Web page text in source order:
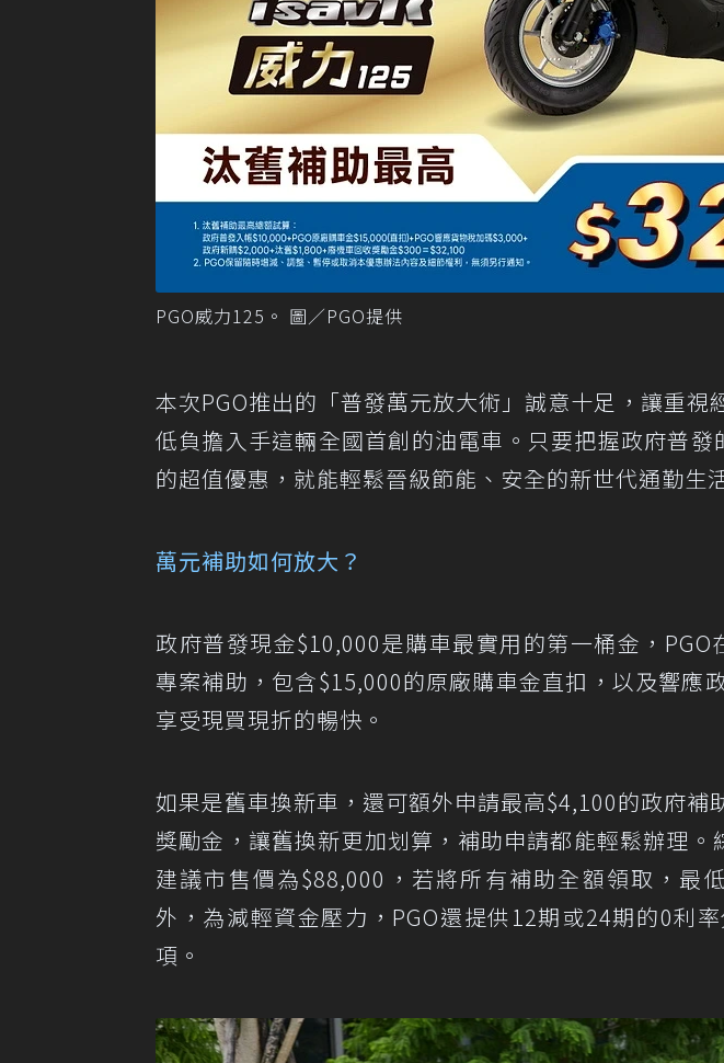
PGO威力125。 圖／PGO提供
本次PGO推出的「普發萬元放大術」誠意十足，讓重視
低負擔入手這輛全國首創的油電車。只要把握政府普發
的超值優惠，就能輕鬆晉級節能、安全的新世代通勤生
萬元補助如何放大？
政府普發現金$10,000是購車最實用的第一桶金，
專案補助，包含$15,000的原廠購車金直扣，以及響應
享受現買現折的暢快。
如果是舊車換新車，還可額外申請最高$4,100的政府補
獎勵金，讓舊換新更加划算，補助申請都能輕鬆辦理。
建議市售價為$88,000，若將所有補助全額領取，最
外，為減輕資金壓力，PGO還提供12期或24期的0利
項。